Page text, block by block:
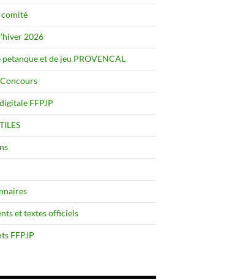
2026
petanque et de jeu PROVENCAL
FFPJP
et textes officiels
FFPJP